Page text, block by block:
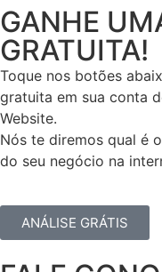
GANHE
GRATUITA!
Toque nos botões
gratuita em sua conta
Website.
Nós te diremos qual é
do seu negócio na
ANÁLISE GRÁTIS